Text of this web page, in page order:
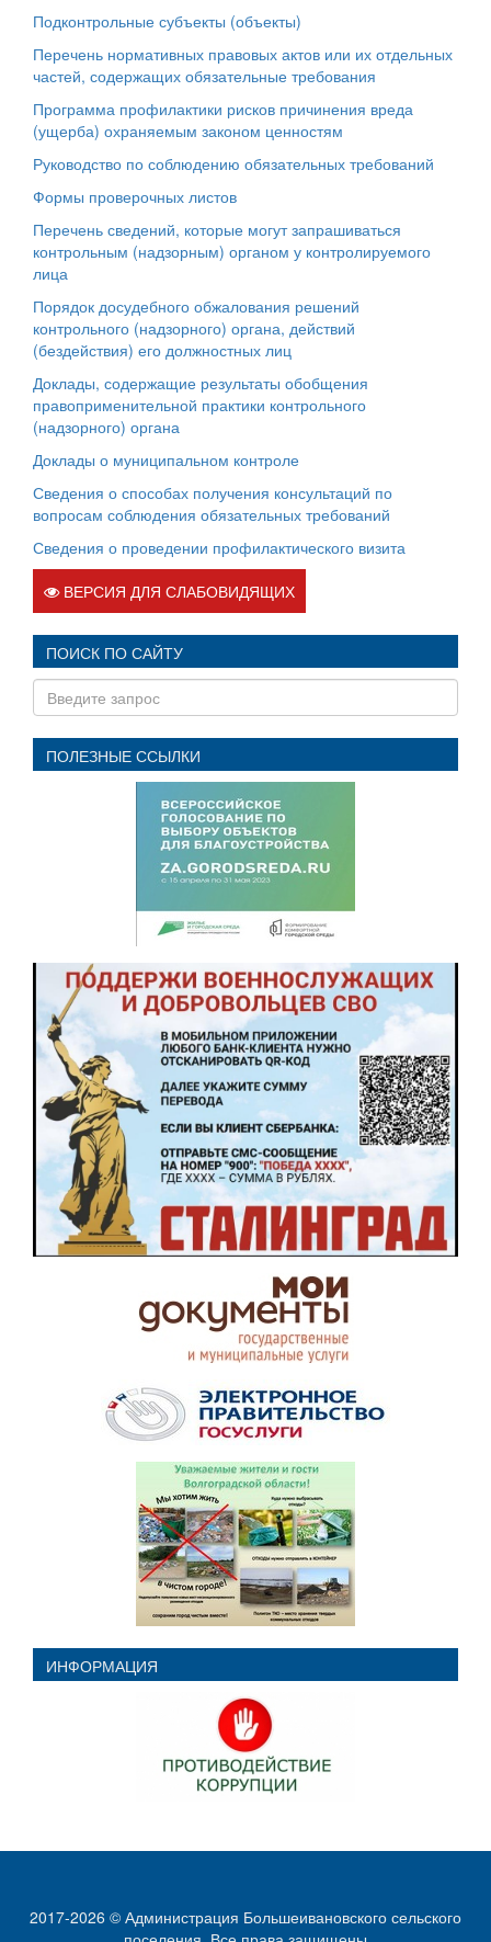
Подконтрольные субъекты (объекты)
Перечень нормативных правовых актов или их отдельных
частей, содержащих обязательные требования
Программа профилактики рисков причинения вреда
(ущерба) охраняемым законом ценностям
Руководство по соблюдению обязательных требований
Формы проверочных листов
Перечень сведений, которые могут запрашиваться
контрольным (надзорным) органом у контролируемого
лица
Порядок досудебного обжалования решений
контрольного (надзорного) органа, действий
(бездействия) его должностных лиц
Доклады, содержащие результаты обобщения
правоприменительной практики контрольного
(надзорного) органа
Доклады о муниципальном контроле
Сведения о способах получения консультаций по
вопросам соблюдения обязательных требований
Сведения о проведении профилактического визита
ВЕРСИЯ ДЛЯ СЛАБОВИДЯЩИХ
ПОИСК ПО САЙТУ
ПОЛЕЗНЫЕ ССЫЛКИ
ИНФОРМАЦИЯ
2017-2026 © Администрация Большеивановского сельского